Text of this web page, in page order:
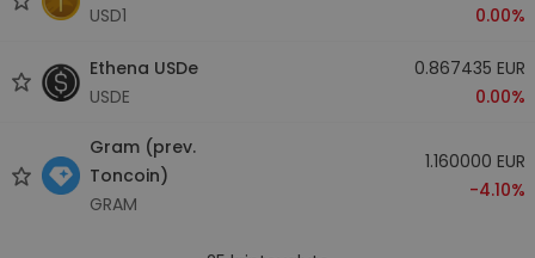
USD1
0.00%
Ethena USDe
USDE
0.867435 EUR
0.00%
Gram (prev.
Toncoin)
GRAM
1.160000 EUR
-4.10%